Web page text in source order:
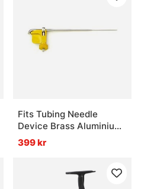
Fits Tubing Needle
Device Brass Aluminium
Tube Holder
399 kr